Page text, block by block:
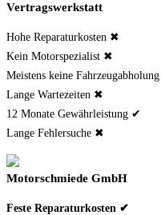
Vertragswerkstatt
Hohe Reparaturkosten ✖
Kein Motorspezialist ✖
Meistens keine
Lange Wartezeiten ✖
12 Monate Gewährleistung ✔
Lange Fehlersuche ✖
Motorschmiede GmbH
Feste Reparaturkosten ✔